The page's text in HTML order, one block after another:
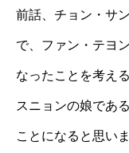
前話、チョン・サ
で、ファン・テヨ
なったことを考え
スニョンの娘であ
ことになると思いま